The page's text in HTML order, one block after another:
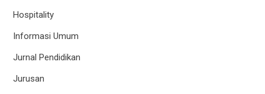
Hospitality
Informasi Umum
Jurnal Pendidikan
Jurusan